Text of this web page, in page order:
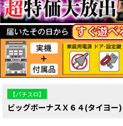
【パチスロ】
ビッグボーナスＸ６４(タイヨー)